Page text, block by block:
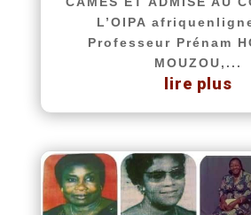
L’OIPA
Professeur Prénam
MOUZOU,...
lire plus